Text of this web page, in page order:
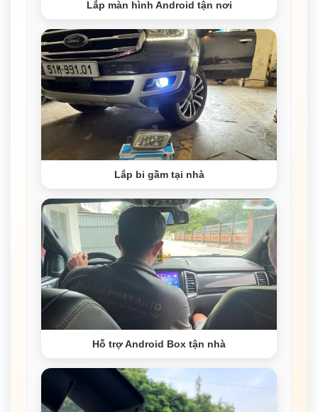
Lắp màn hình Android tận nơi
Lắp bi gầm tại nhà
Hỗ trợ Android Box tận nhà